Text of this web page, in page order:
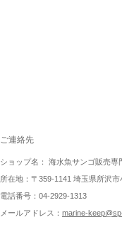
ご連絡先
ショップ名： 海水魚サンゴ販売
所在地：〒359-1141 埼玉県所沢
電話番号：04-2929-1313
メールアドレス： marine-